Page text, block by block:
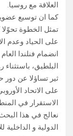
العلاقة مع روسيا.
كما ان توسيع
على الحياد وعدم
انضمام فنلندا
البلطيق،
ثير تساؤلا عن
على الاتحاد
الاستقرار في
نعالج في هذا
الدولية و